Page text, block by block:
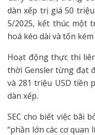
dàn xếp trị giá 50
5/2025, kết thúc một
hoá kéo dài và tốn
Hoạt động thực thi
thời Gensler từng đạt
và 281 triệu USD tiền
dàn xếp.
SEC cho biết việc bãi
“phần lớn các cơ